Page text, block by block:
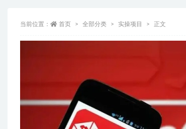
当前位置： 首页 全部分类 实操项目 正文